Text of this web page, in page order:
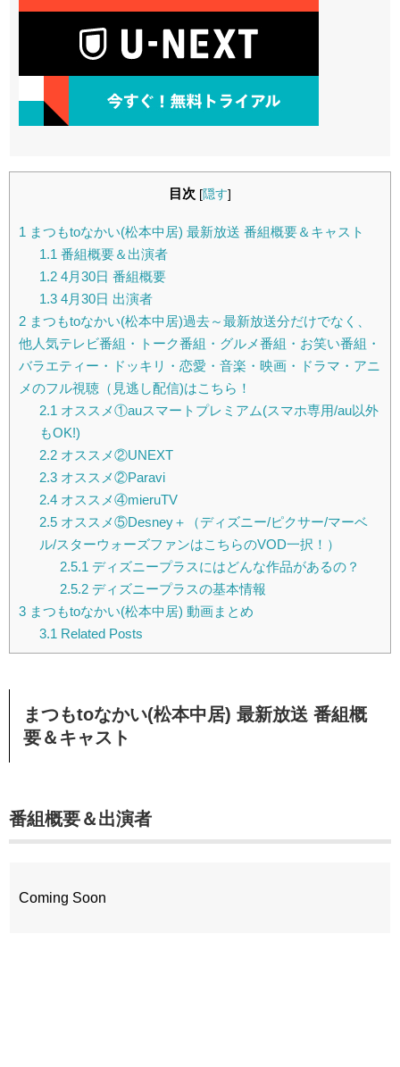
目次 [隠す]
1 まつもtoなかい(松本中居) 最新放送 番組概要＆キャスト
1.1 番組概要＆出演者
1.24月30日 番組概要
1.34月30日 出演者
2 まつもtoなかい(松本中居)過去～最新放送分だけでなく、
他人気テレビ番組・トーク番組・グルメ番組・お笑い番組・
バラエティー・ドッキリ・恋愛・音楽・映画・ドラマ・アニ
メのフル視聴（見逃し配信)はこちら！
2.1 オススメ①auスマートプレミアム(スマホ専用/au以外
もOK!)
2.2オススメ②UNEXT
2.3オススメ②Paravi
2.4オススメ④mieruTV
2.5オススメ⑤Desney＋（ディズニー/ピクサー/マーベ
ル/スターウォーズファンはこちらのVOD一択！）
2.5.1 ディズニープラスにはどんな作品があるの？
2.5.2ディズニープラスの基本情報
3 まつもtoなかい(松本中居) 動画まとめ
3.1 Related Posts
まつもtoなかい(松本中居) 最新放送 番組概
要＆キャスト
番組概要＆出演者
Coming Soon